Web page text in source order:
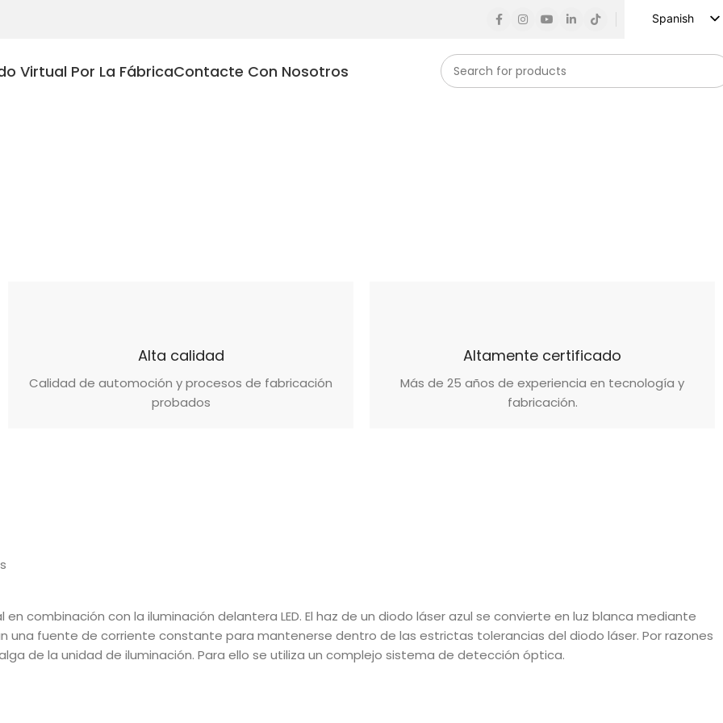
Spanish
Virtual Por La FábricaContacte Con Nosotros
Alta calidad
Calidad de automoción y procesos de fabricación
probados
Altamente certificado
Más de 25 años de experiencia en tecnología y
fabricación.
combinación con la iluminación delantera LED. El haz de un diodo láser azul se convierte en luz blanca mediante
una fuente de corriente constante para mantenerse dentro de las estrictas tolerancias del diodo láser. Por razones
de la unidad de iluminación. Para ello se utiliza un complejo sistema de detección óptica.